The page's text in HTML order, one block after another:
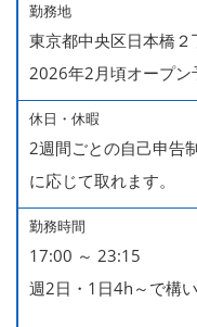
勤務地
東京都中央区日本橋
2026年2月頃オープン
休日・休暇
2週間ごとの自己申告
に応じて取れます。
勤務時間
17:00 ～ 23:15
週2日・1日4h～で構い